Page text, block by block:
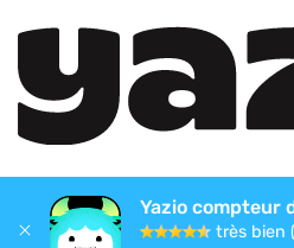
Yazio compteur
très bien